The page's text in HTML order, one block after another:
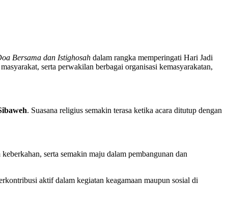
Bersama dan Istighosah dalam rangka memperingati Hari Jadi
serta perwakilan berbagai organisasi kemasyarakatan,
. Suasana religius semakin terasa ketika acara ditutup dengan
serta semakin maju dalam pembangunan dan
aktif dalam kegiatan keagamaan maupun sosial di